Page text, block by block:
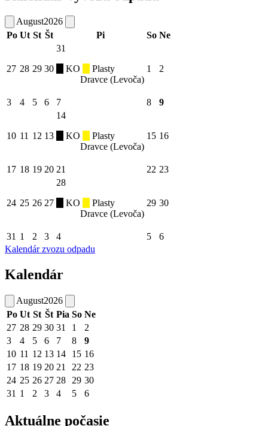
August2026
Po Ut St Št Pi So Ne
27 28 29 30
31
KO
Plasty
Dravce (Levoča)
1 2
3 4 5 6 7 8 9
10 11 12 13
14
KO
Plasty
Dravce (Levoča)
15 16
17 18 19 20 21 22 23
24 25 26 27
28
KO
Plasty
Dravce (Levoča)
29 30
31 1 2 3 4 5
6
Kalendár zvozu odpadu
Kalendár
August2026
Po Ut St Št Pia So Ne
27 28 29 30 31 1
2
3
4 5 6 7 8
9
10 11 12 13 14 15 16
17 18 19 20 21 22 23
24 25 26 27 28 29 30
31 1 2 3 4 5 6
Aktuálne počasie